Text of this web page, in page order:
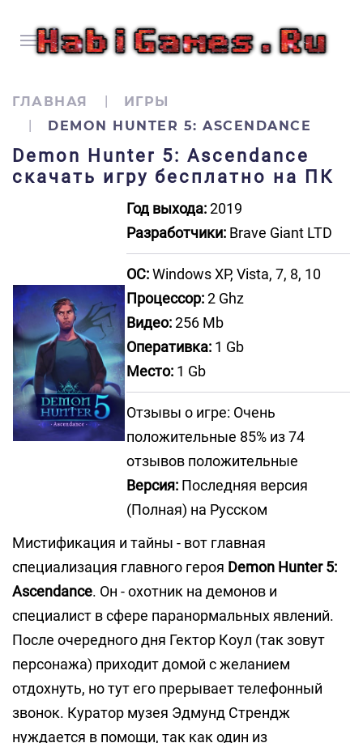
ГЛАВНАЯ
ИГРЫ
DEMON HUNTER 5: ASCENDANCE
Demon Hunter 5: Ascendance
скачать игру бесплатно на ПК
Год выхода:2019
Разработчики: Brave Giant LTD
ОС:Windows XP, Vista, 7, 8, 10
Процессор:2 Ghz
Видео:256 Mb
Оперативка: 1 Gb
Место: 1 Gb
Отзывы о игре: Очень
положительные 85% из 74
отзывов положительные
Версия: Последняя версия
(Полная) на Русском
Мистификация и тайны - вот главная
специализация главного героя Demon Hunter 5:
Ascendance. Он - охотник на демонов и
специалист в сфере паранормальных явлений.
После очередного дня Гектор Коул (так зовут
персонажа) приходит домой с желанием
отдохнуть, но тут его прерывает телефонный
звонок. Куратор музея Эдмунд Стрендж
нуждается в помощи, так как один из